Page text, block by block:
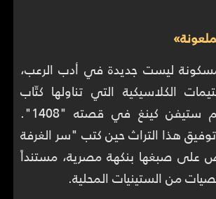
ليست جديدة في أدب الرعب،
الكلاسيكية التي تناولها كتّاب
عالميون، أبرزهم ستيفن كينغ في قصته "1408".
هذا التراث حين كتب "سر الغرفة
على صبغها بنكهة مصرية، مستنداً
من الستينيات المحلية.